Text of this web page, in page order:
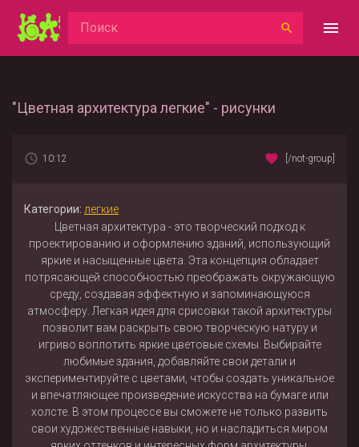
"Цветная архитектура легкие" - рисунки
10:12 [/not-group]
Категории: легкие
Цветная архитектура - это творческий подход к
проектированию и оформлению зданий, использующий
яркие и насыщенные цвета. Эта концепция обладает
потрясающей способностью преображать окружающую
среду, создавая эффектную и запоминающуюся
атмосферу. Легкая идея для срисовки такой архитектуры
позволит вам раскрыть свою творческую натуру и
игриво воплотить яркие цветовые схемы. Выбирайте
любимые здания, добавляйте свои детали и
экспериментируйте с цветами, чтобы создать уникальное
и впечатляющее произведение искусства на бумаге или
холсте. В этом процессе вы сможете не только развить
свои художественные навыки, но и насладиться миром